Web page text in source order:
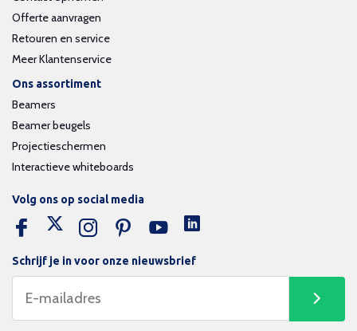
Offerte aanvragen
Retouren en service
Meer Klantenservice
Ons assortiment
Beamers
Beamer beugels
Projectieschermen
Interactieve whiteboards
Schrijf je in voor onze nieuwsbrief
Volg ons op social media